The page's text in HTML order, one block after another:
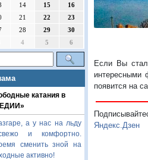
14 15
16
21 22
23
28 29
30
4 5 6
катания в
а у нас на льду
и комфортно.
сменить зной на
активно!
Если Вы
интересными
появится на
Яндекс.Дзен